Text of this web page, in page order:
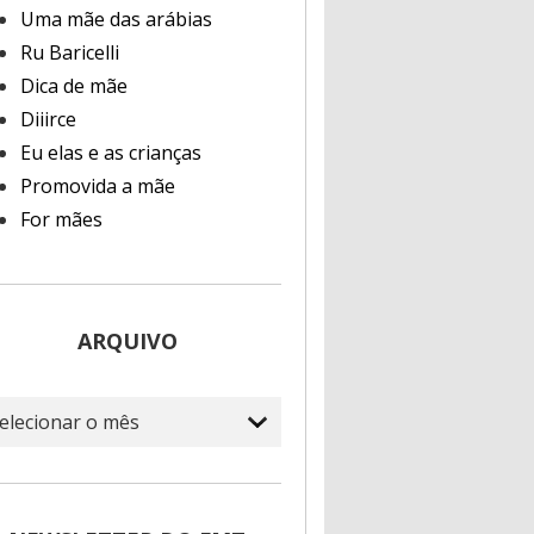
Uma mãe das arábias
Ru Baricelli
Dica de mãe
Diiirce
Eu elas e as crianças
Promovida a mãe
For mães
ARQUIVO